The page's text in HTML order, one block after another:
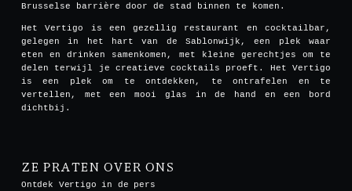
Brusselse barrière door de stad binnen te komen.
Het Vertigo is een gezellig restaurant en cocktailbar,
gelegen in het hart van de Sablonwijk, een plek waar
eten en drinken samenkomen, met kleine gerechtjes om te
delen terwijl je creatieve cocktails proeft. Het Vertigo
is een plek om te ontdekken, te ontrafelen en te
vertellen, met een mooi glas in de hand en een bord
dichtbij.
ZE PRATEN OVER ONS
Ontdek Vertigo in de pers